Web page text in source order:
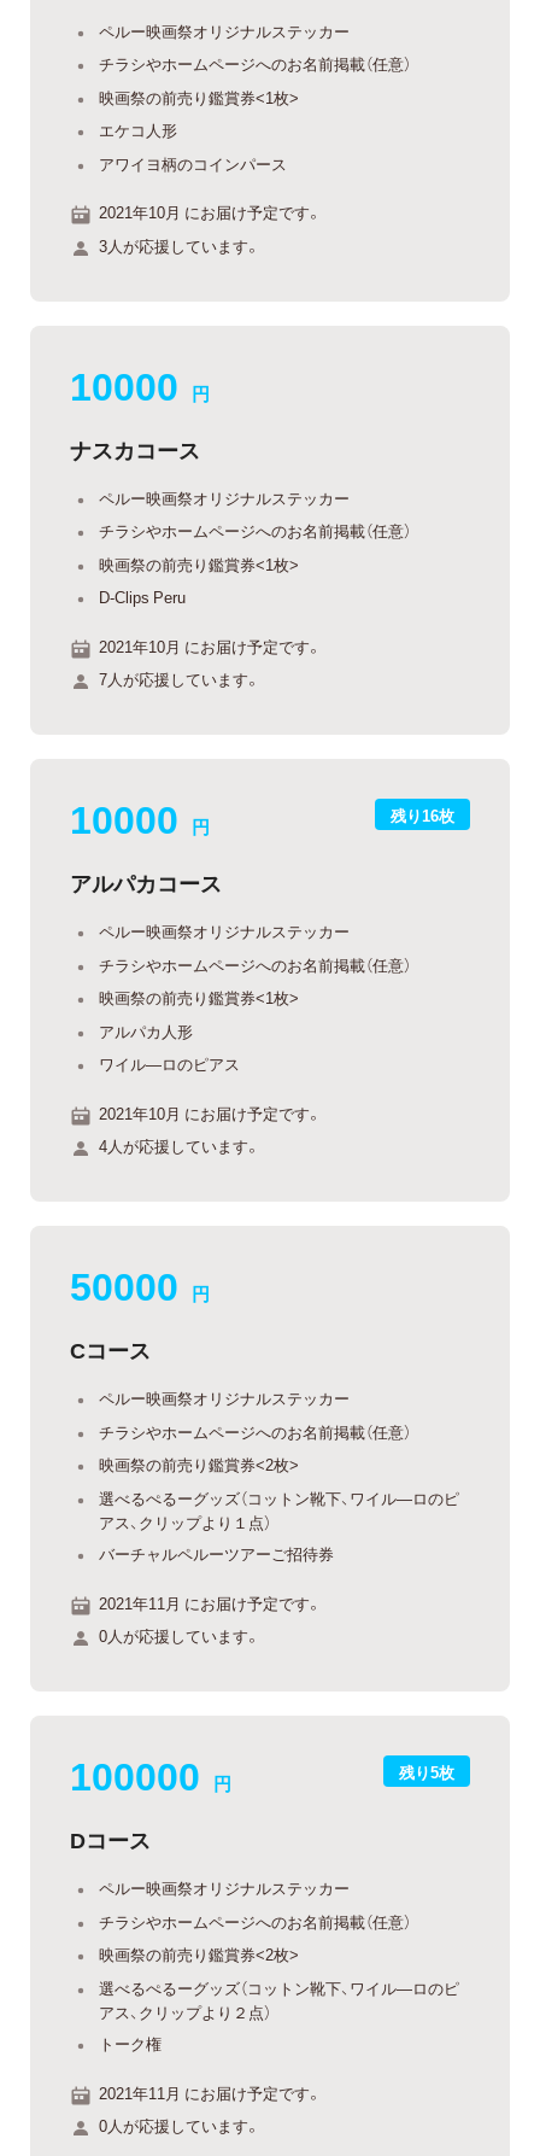
ペルー映画祭オリジナルステッカー
チラシやホームページへのお名前掲載（任意）
映画祭の前売り鑑賞券<1枚>
エケコ人形
アワイヨ柄のコインパース
2021年10月 にお届け予定です。
3人が応援しています。
10000 円
ナスカコース
ペルー映画祭オリジナルステッカー
チラシやホームページへのお名前掲載（任意）
映画祭の前売り鑑賞券<1枚>
D-Clips Peru
2021年10月 にお届け予定です。
7人が応援しています。
残り16枚
10000 円
アルパカコース
ペルー映画祭オリジナルステッカー
チラシやホームページへのお名前掲載（任意）
映画祭の前売り鑑賞券<1枚>
アルパカ人形
ワイル―ロのピアス
2021年10月 にお届け予定です。
4人が応援しています。
50000 円
Cコース
ペルー映画祭オリジナルステッカー
チラシやホームページへのお名前掲載（任意）
映画祭の前売り鑑賞券<2枚>
選べるぺるーグッズ（コットン靴下、ワイル―ロのピ
アス、クリップより１点）
バーチャルペルーツアーご招待券
2021年11月 にお届け予定です。
0人が応援しています。
残り5枚
100000 円
Dコース
ペルー映画祭オリジナルステッカー
チラシやホームページへのお名前掲載（任意）
映画祭の前売り鑑賞券<2枚>
選べるぺるーグッズ（コットン靴下、ワイル―ロのピ
アス、クリップより２点）
トーク権
2021年11月 にお届け予定です。
0人が応援しています。